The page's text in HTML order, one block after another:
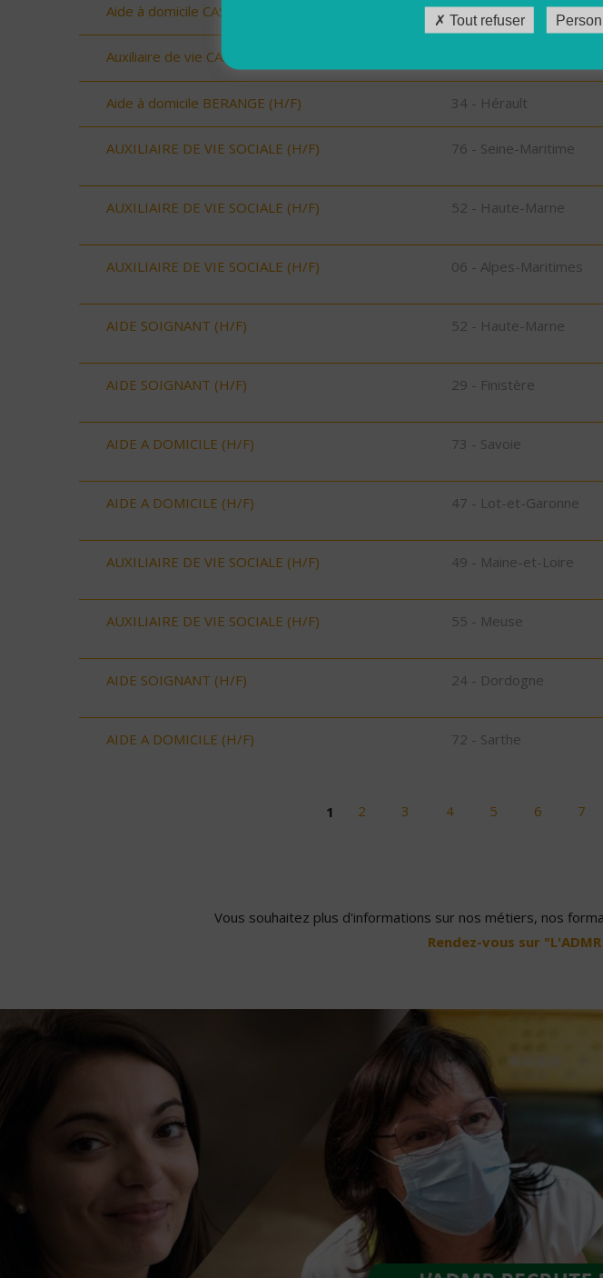
Aide à domicile CASTRIES (H/F) 34 - Hérault
Auxiliaire de vie CASTRIES (H/F)
Aide à domicile BERANGE (H/F) 34 - Hérault
AUXILIAIRE DE VIE SOCIALE (H/F) 76 - Seine-Maritime
AUXILIAIRE DE VIE SOCIALE (H/F) 52 - Haute-Marne
AUXILIAIRE DE VIE SOCIALE (H/F) 06 - Alpes-Maritimes
AIDE SOIGNANT (H/F) 52 - Haute-Marne
AIDE SOIGNANT (H/F) 29 - Finistère
AIDE A DOMICILE (H/F) 73 - Savoie
AIDE A DOMICILE (H/F) 47 - Lot-et-Garonne
AUXILIAIRE DE VIE SOCIALE (H/F) 49 - Maine-et-Loire
AUXILIAIRE DE VIE SOCIALE (H/F) 55 - Meuse
AIDE SOIGNANT (H/F) 24 - Dordogne
AIDE A DOMICILE (H/F) 72 - Sarthe
1 2 3 4 5 6 7
Vous souhaitez plus d'informations sur nos métiers, nos
Rendez-vous sur
Tout refuser